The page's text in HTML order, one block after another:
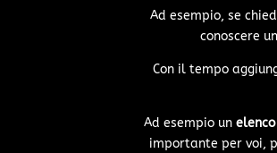
Ad esempio, se
conoscere
Con il tempo
Ad esempio un
importante per voi,